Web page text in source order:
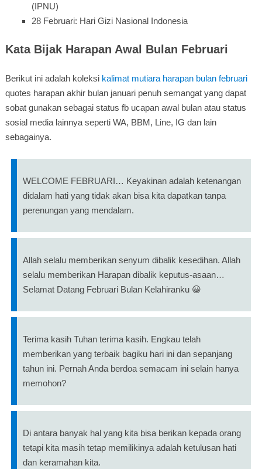
(IPNU)
28 Februari: Hari Gizi Nasional Indonesia
Kata Bijak Harapan Awal Bulan Februari
Berikut ini adalah koleksi kalimat mutiara harapan bulan februari
quotes harapan akhir bulan januari penuh semangat yang dapat
sobat gunakan sebagai status fb ucapan awal bulan atau status
sosial media lainnya seperti WA, BBM, Line, IG dan lain
sebagainya.
WELCOME FEBRUARI… Keyakinan adalah ketenangan
didalam hati yang tidak akan bisa kita dapatkan tanpa
perenungan yang mendalam.
Allah selalu memberikan senyum dibalik kesedihan. Allah
selalu memberikan Harapan dibalik keputus-asaan…
Selamat Datang Februari Bulan Kelahiranku 😀
Terima kasih Tuhan terima kasih. Engkau telah
memberikan yang terbaik bagiku hari ini dan sepanjang
tahun ini. Pernah Anda berdoa semacam ini selain hanya
memohon?
Di antara banyak hal yang kita bisa berikan kepada orang
tetapi kita masih tetap memilikinya adalah ketulusan hati
dan keramahan kita.